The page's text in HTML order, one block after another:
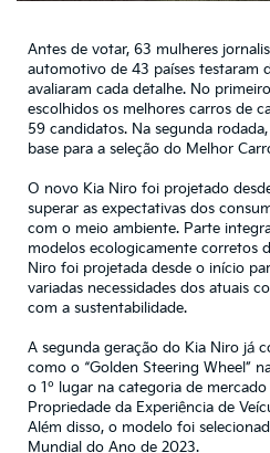
Antes de votar, 63 mulheres
automotivo de 43 países testaram
avaliaram cada detalhe. No
escolhidos os melhores carros de
59 candidatos. Na segunda
base para a seleção do Melhor
O novo Kia Niro foi projetado
superar as expectativas dos
com o meio ambiente. Parte
modelos ecologicamente corretos
Niro foi projetada desde o início
variadas necessidades dos atuais
com a sustentabilidade.
A segunda geração do Kia Niro já
como o “Golden Steering Wheel”
o 1º lugar na categoria de
Propriedade da Experiência de
Além disso, o modelo foi
Mundial do Ano de 2023.